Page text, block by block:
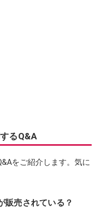
るQ&A
をご紹介します。気に
販売されている？